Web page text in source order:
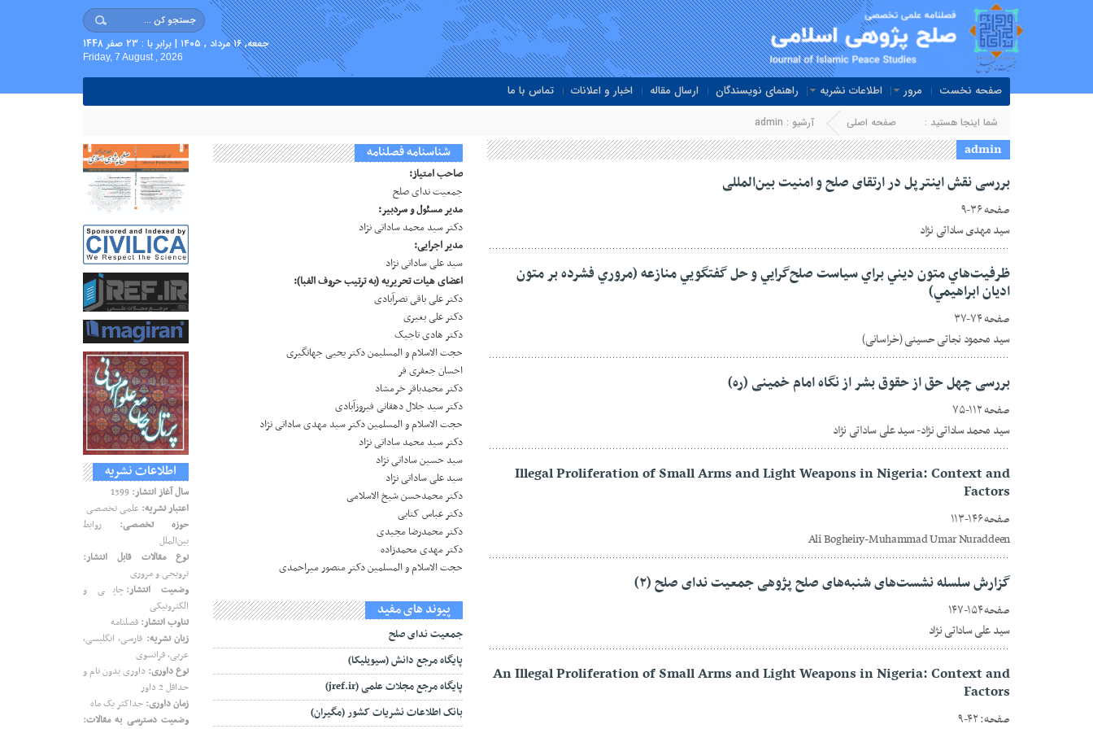
جمعه, ۱۶ مرداد , ۱۴۰۵ | برابر با : 23 صفر 1448
Friday, 7 August , 2026
صفحه نخست مرور اطلاعات نشریه راهنمای نویسندگان ارسال مقاله اخبار و اعلانات تماس با ما
شما اینجا هستید : صفحه اصلی آرشیو : admin
admin
بررسی نقش اینترپل در ارتقای صلح و امنیت بین‌المللی
صفحه ۳۶-۹
سید مهدی ساداتی نژاد
ظرفيت‌هاي متون ديني براي سياست صلح‌گرايي و حل گفتگويي منازعه (مروري فشرده بر متون
اديان ابراهيمي)
صفحه ۷۴-۳۷
سید محمود نجاتی حسینی (خراسانی)
بررسی چهل حق از حقوق بشر از نگاه امام خمینی (ره)
صفحه ۱۱۲-۷۵
سید محمد ساداتی نژاد- سید علی ساداتی نژاد
Illegal Proliferation of Small Arms and Light Weapons in Nigeria: Context and
Factors
صفحه ۱۴۶-۱۱۳
Ali Bogheiry-Muhammad Umar Nuraddeen
گزارش سلسله نشست‌های شنبه‌های صلح پژوهی جمعیت ندای صلح (۲)
صفحه ۱۵۴-۱۴۷
سید علی ساداتی نژاد
An Illegal Proliferation of Small Arms and Light Weapons in Nigeria: Context and
Factors
صفحه: ۴۲-۹
شناسنامه فصلنامه
صاحب امتیاز:
جمعیت ندای صلح
مدیر مسئول و سردبیر:
دکتر سید محمد ساداتی نژاد
مدیر اجرایی:
سید علی ساداتی نژاد
اعضای هیات تحریریه (به ترتیب حروف الفبا):
دکتر علی باقی نصرآبادی
دکتر علی بغیری
دکتر هادی تاجیک
حجت الاسلام و المسلیمن دکتر یحیی جهانگیری
احسان جعفری فر
دکتر محمدباقر خرمشاد
دکتر سید جلال دهقانی فیروزآبادی
حجت الاسلام و المسلمین دکتر سید مهدی ساداتی نژاد
دکتر سید محمد ساداتی نژاد
سید حسین ساداتی نژاد
سید علی ساداتی نژاد
دکتر محمدحسن شیخ الاسلامی
دکتر عباس کتابی
دکتر محمدرضا مجیدی
دکتر مهدی محمدزاده
حجت الاسلام و المسلمین دکتر منصور میراحمدی
پیوند های مفید
جمعیت ندای صلح
پایگاه مرجع دانش (سیویلیکا)
پایگاه مرجع مجلات علمی (jref.ir)
بانک اطلاعات نشریات کشور (مگیران)
اطلاعات نشریه
سال آغاز انتشار: 1399
اعتبار نشریه: علمی تخصصی
حوزه تخصصی: روابط
بین‌الملل
نوع مقالات قابل انتشار:
ترویجی و مروری
وضعیت انتشار: چاپی و
الکترونیکی
تناوب انتشار: فصلنامه
زبان نشریه: فارسی، انگلیسی،
عربی، فرانسوی
نوع داوری: داوری بدون نام و
حداقل 2 داور
زمان داوری: حداکثر یک ماه
وضعیت دسترسی به مقالات: